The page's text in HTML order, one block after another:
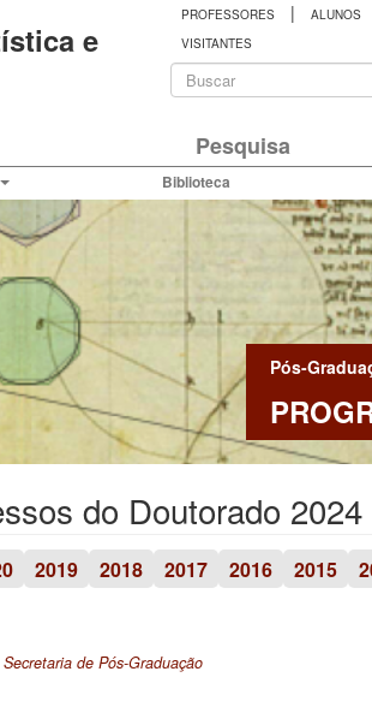
e
PROFESSORES | ALUNOS
VISITANTES
Formulário
busca
Pesquisa
Biblioteca
Pós-
do Doutorado 2024
2019 2018 2017 2016 2015
Secretaria de Pós-Graduação